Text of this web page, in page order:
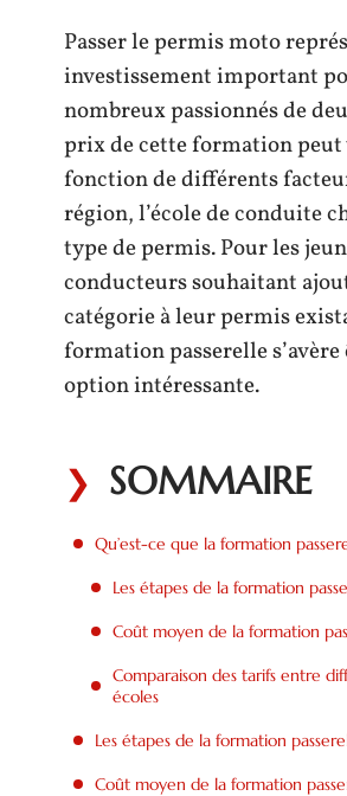
Passer le permis moto
investissement important
nombreux passionnés de
prix de cette formation peut
fonction de différents
région, l’école de conduite
type de permis. Pour les
conducteurs souhaitant
catégorie à leur permis
formation passerelle
option intéressante.
SOMMAIRE
Qu’est-ce que la formation
Les étapes de la formation
Coût moyen de la formation
Comparaison des tarifs entre
écoles
Les étapes de la formation
Coût moyen de la formation